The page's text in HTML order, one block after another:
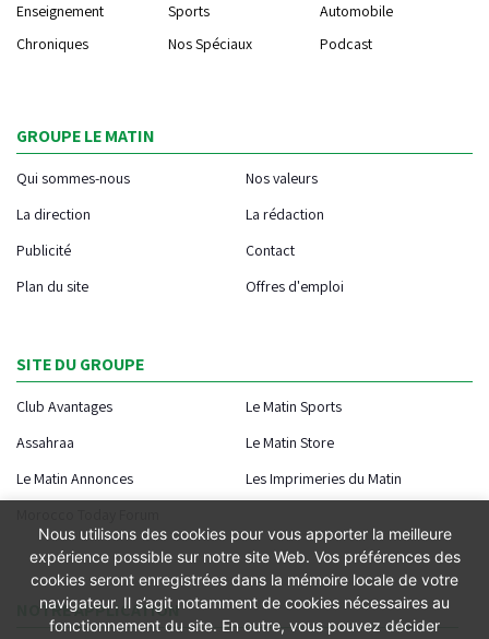
Enseignement
Sports
Automobile
Chroniques
Nos Spéciaux Podcast
GROUPE LE MATIN
Qui sommes-nous
Nos valeurs
La direction
La rédaction
Publicité
Contact
Plan du site
Offres d'emploi
SITE DU GROUPE
Club Avantages
Le Matin Sports
Assahraa
Le Matin Store
Le Matin Annonces
Les Imprimeries du Matin
NOTRE APPLICATION
Nous utilisons des cookies pour vous apporter la meilleure
expérience possible sur notre site Web. Vos préférences des
cookies seront enregistrées dans la mémoire locale de votre
navigateur. Il s’agit notamment de cookies nécessaires au
fonctionnement du site. En outre, vous pouvez décider